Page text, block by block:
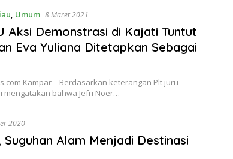
, Umum 8 Maret 2021
Aksi Demonstrasi di Kajati Tuntut
Eva Yuliana Ditetapkan Sebagai
Kampar – Berdasarkan keterangan Plt juru
mengatakan bahwa Jefri Noer…
2020
Suguhan Alam Menjadi Destinasi